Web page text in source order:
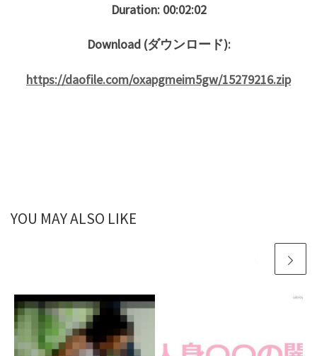
Duration: 00:02:02
Download (ダウンロード):
https://daofile.com/oxapgmeim5gw/15279216.zip
YOU MAY ALSO LIKE